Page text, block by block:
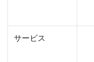
サービス